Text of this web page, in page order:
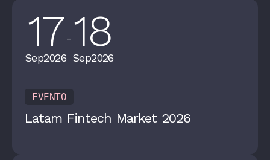
17
Sep2026
- 18
Sep2026
EVENTO
Latam Fintech Market 2026